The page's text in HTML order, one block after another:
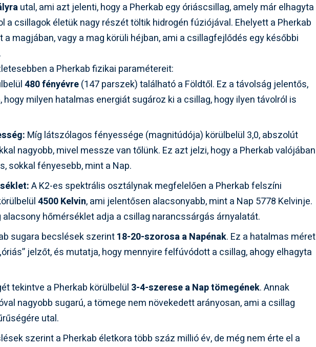
utal, ami azt jelenti, hogy a Pherkab egy óriáscsillag, amely már elhagyta
a csillagok életük nagy részét töltik hidrogén fúziójával. Ehelyett a Pherkab
a magjában, vagy a mag körüli héjban, ami a csillagfejlődés egy későbbi
a Pherkab fizikai paramétereit:
480 fényévre(147 parszek) található a Földtől. Ez a távolság jelentős,
hogy milyen hatalmas energiát sugároz ki a csillag, hogy ilyen távolról is
Míg látszólagos fényessége (magnitúdója) körülbelül 3,0, abszolút
nagyobb, mivel messze van tőlünk. Ez azt jelzi, hogy a Pherkab valójában
sokkal fényesebb, mint a Nap.
A K2-es spektrális osztálynak megfelelően a Pherkab felszíni
4500 Kelvin, ami jelentősen alacsonyabb, mint a Nap 5778 Kelvinje.
alacsony hőmérséklet adja a csillag narancssárgás árnyalatát.
sugara becslések szerint18-20-szorosa a Napénak. Ez a hatalmas méret
jelzőt, és mutatja, hogy mennyire felfúvódott a csillag, ahogy elhagyta
tekintve a Pherkab körülbelül 3-4-szerese a Nap tömegének. Annak
nagyobb sugarú, a tömege nem növekedett arányosan, ami a csillag
utal.
szerint a Pherkab életkora több száz millió év, de még nem érte el a